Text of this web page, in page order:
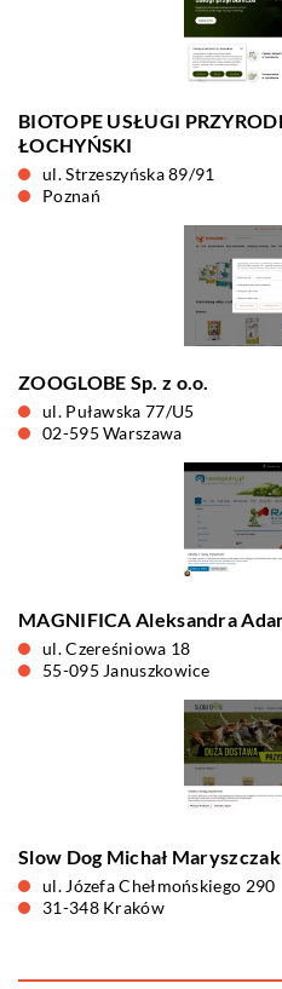
BIOTOPE USŁUGI
ŁOCHYŃSKI
ul. Strzeszyńska 89/91
Poznań
ZOOGLOBE Sp. z o.o.
ul. Puławska 77/U5
02-595 Warszawa
MAGNIFICA Aleksandra
ul. Czereśniowa 18
55-095 Januszkowice
Slow Dog Michał Maryszczak
ul. Józefa Chełmońskiego 290
31-348 Kraków